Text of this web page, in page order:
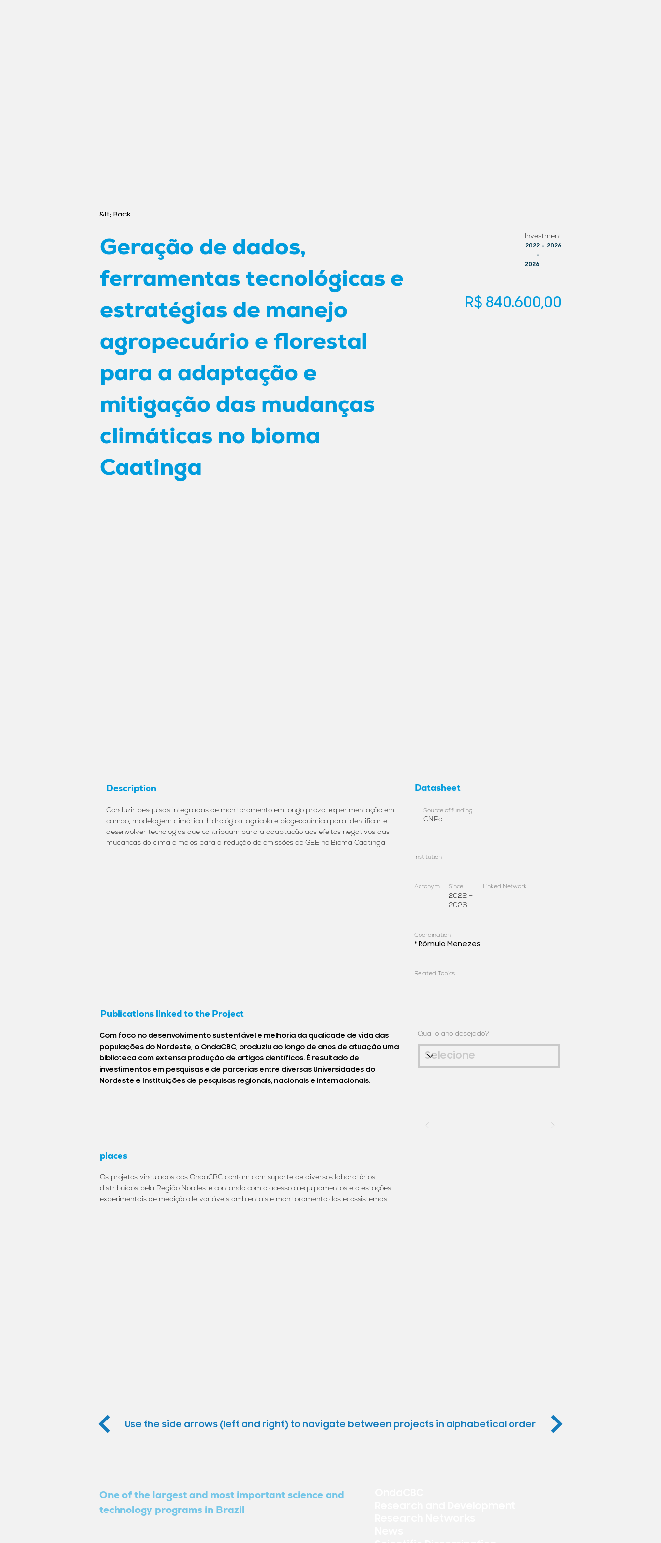
&lt; Back
Geração de dados,
ferramentas tecnológicas e
estratégias de manejo
agropecuário e florestal
para a adaptação e
mitigação das mudanças
climáticas no bioma
Caatinga
Investment
–
2022
–
2026
2026
R$ 840.600,00
Description
Conduzir pesquisas integradas de monitoramento em longo prazo, experimentação em
campo, modelagem climática, hidrológica, agrícola e biogeoquímica para identificar e
desenvolver tecnologias que contribuam para a adaptação aos efeitos negativos das
mudanças do clima e meios para a redução de emissões de GEE no Bioma Caatinga.
Source of funding
CNPq
Datasheet
Institution
Acronym Since
2022 –
2026
Linked Network
Coordination
* Rômulo Menezes
Related Topics
Publications linked to the Project
Com foco no desenvolvimento sustentável e melhoria da qualidade de vida das
populações do Nordeste, o OndaCBC, produziu ao longo de anos de atuação uma
biblioteca com extensa produção de artigos científicos. É resultado de
investimentos em pesquisas e de parcerias entre diversas Universidades do
Nordeste e Instituições de pesquisas regionais, nacionais e internacionais.
Qual o ano desejado?
places
Os projetos vinculados aos OndaCBC contam com suporte de diversos laboratórios
distribuídos pela Região Nordeste contando com o acesso a equipamentos e a estações
experimentais de medição de variáveis ambientais e monitoramento dos ecossistemas.
Use the side arrows (left and right) to navigate between projects in alphabetical order
One of the largest and most important science and
technology programs in Brazil